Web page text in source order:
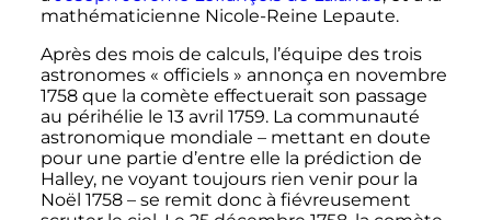
mathématicienne Nicole-Reine Lepaute.
Après des mois de calculs, l’équipe des trois
astronomes « officiels » annonça en novembre
1758 que la comète effectuerait son passage
au périhélie le 13 avril 1759. La communauté
astronomique mondiale – mettant en doute
pour une partie d’entre elle la prédiction de
Halley, ne voyant toujours rien venir pour la
Noël 1758 – se remit donc à fiévreusement